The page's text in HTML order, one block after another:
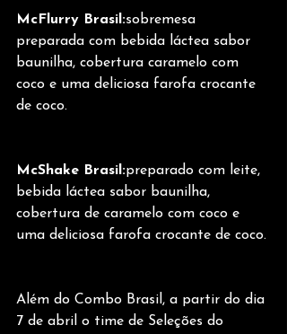
McFlurry Brasil:sobremesa
preparada com bebida láctea sabor
baunilha, cobertura caramelo com
coco e uma deliciosa farofa crocante
de coco.
McShake Brasil:preparado com leite,
bebida láctea sabor baunilha,
cobertura de caramelo com coco e
uma deliciosa farofa crocante de coco.
Além do Combo Brasil, a partir do dia
7 de abril o time de Seleções do